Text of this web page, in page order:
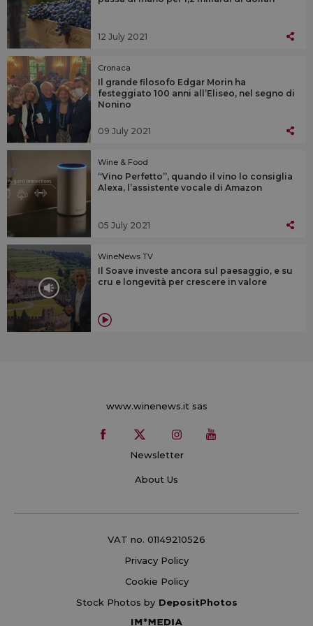
12 July 2021
Cronaca
Il grande filosofo Edgar Morin ha
festeggiato 100 anni all’Eliseo, nel segno di
Nonino
09 July 2021
Wine & Food
“Vino Perfetto”, quando il vino lo consiglia
Alexa, l’assistente vocale di Amazon
05 July 2021
WineNews TV
Il Soave investe ancora sul paesaggio, e su
cru e longevità per crescere in valore
www.winenews.it sas
Newsletter
About Us
VAT no. 01149210526
Privacy Policy
Cookie Policy
Stock Photos by DepositPhotos